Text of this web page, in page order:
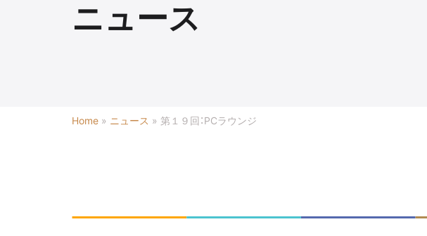
ニュース
Home » ニュース » 第１９回：PCラウンジ